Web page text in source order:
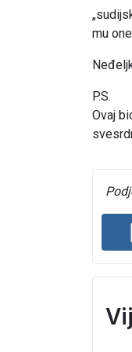
mu
P.S.
Ovaj